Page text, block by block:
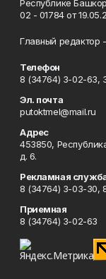
Республике
02 - 01784 от
Главный редактор
Телефон
8 (34764) 3-02-63,
Эл. почта
putoktmel@mail.ru
Адрес
453850,
д. 6.
Рекламная
8 (34764) 3-03-30,
Приемная
8 (34764) 3-02-63